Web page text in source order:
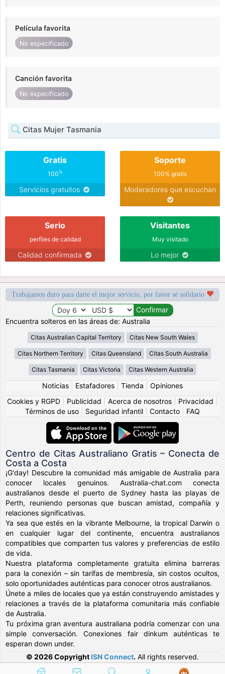
Película favorita
No especificado
Canción favorita
No especificado
Citas Mujer Tasmania
Gratis
100%
Servicios gratuitos
Soporte
100% gratis
Moderadores que escuchan
Serio
perfiles de calidad
Calidad confirmada
Visitantes
Muy visitado
Lo mejor
Trabajamos duro para darte el mejor servicio, por favor sé solidario
Encuentra solteros en las áreas de: Australia
Citas Australian Capital Territory Citas New South Wales
Citas Northern Territory Citas Queensland Citas South Australia
Citas Tasmania Citas Victoria Citas Western Australia
Noticias Estafadores Tienda
Opiniones
Cookies y RGPD
Publicidad Acerca de nosotros Privacidad
Términos de uso
Seguridad infantil Contacto FAQ
Centro de Citas Australiano Gratis – Conecta de
Costa a Costa
¡G'day! Descubre la comunidad más amigable de Australia para
conocer locales genuinos. Australia-chat.com conecta
australianos desde el puerto de Sydney hasta las playas de
Perth, reuniendo personas que buscan amistad, compañía y
relaciones significativas.
Ya sea que estés en la vibrante Melbourne, la tropical Darwin o
en cualquier lugar del continente, encuentra australianos
compatibles que comparten tus valores y preferencias de estilo
de vida.
Nuestra plataforma completamente gratuita elimina barreras
para la conexión – sin tarifas de membresía, sin costos ocultos,
solo oportunidades auténticas para conocer otros australianos.
Únete a miles de locales que ya están construyendo amistades y
relaciones a través de la plataforma comunitaria más confiable
de Australia.
Tu próxima gran aventura australiana podría comenzar con una
simple conversación. Conexiones fair dinkum auténticas te
esperan down under.
© 2026 Copyright ISN Connect. All rights reserved.